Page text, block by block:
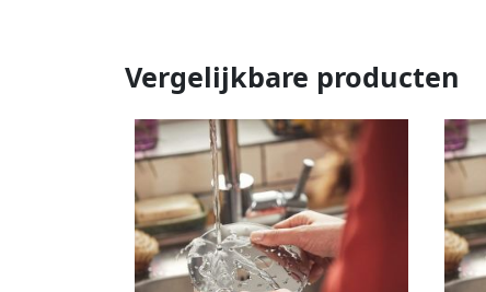
Vergelijkbare producten